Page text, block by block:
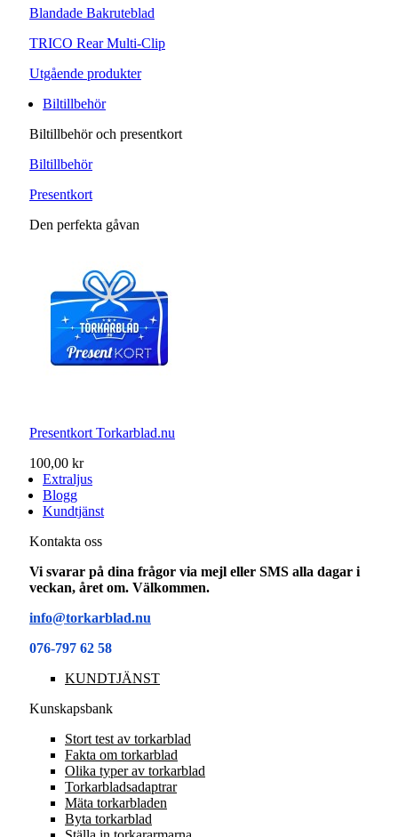
Blandade Bakruteblad
TRICO Rear Multi-Clip
Utgående produkter
Biltillbehör
Biltillbehör och presentkort
Biltillbehör
Presentkort
Den perfekta gåvan
Presentkort Torkarblad.nu
100,00 kr
Extraljus
Blogg
Kundtjänst
Kontakta oss
Vi svarar på dina frågor via mejl eller SMS alla dagar i
veckan, året om. Välkommen.
info@torkarblad.nu
076-797 62 58
KUNDTJÄNST
Kunskapsbank
Stort test av torkarblad
Fakta om torkarblad
Olika typer av torkarblad
Torkarbladsadaptrar
Mäta torkarbladen
Byta torkarblad